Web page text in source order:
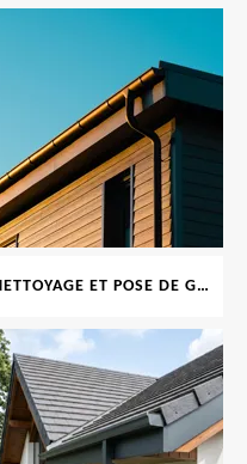
NETTOYAGE ET POSE DE GOUTTIÈRE 69